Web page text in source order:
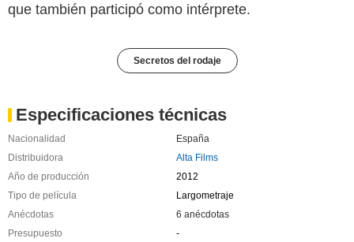
que también participó como intérprete.
Secretos del rodaje
Especificaciones técnicas
Nacionalidad
España
Distribuidora
Alta Films
Año de producción
2012
Tipo de película
Largometraje
Anécdotas
6 anécdotas
Presupuesto
-